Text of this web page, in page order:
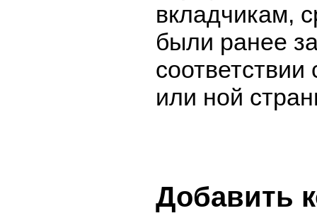
вкладчикам,
были ранее
или ной
Добавить